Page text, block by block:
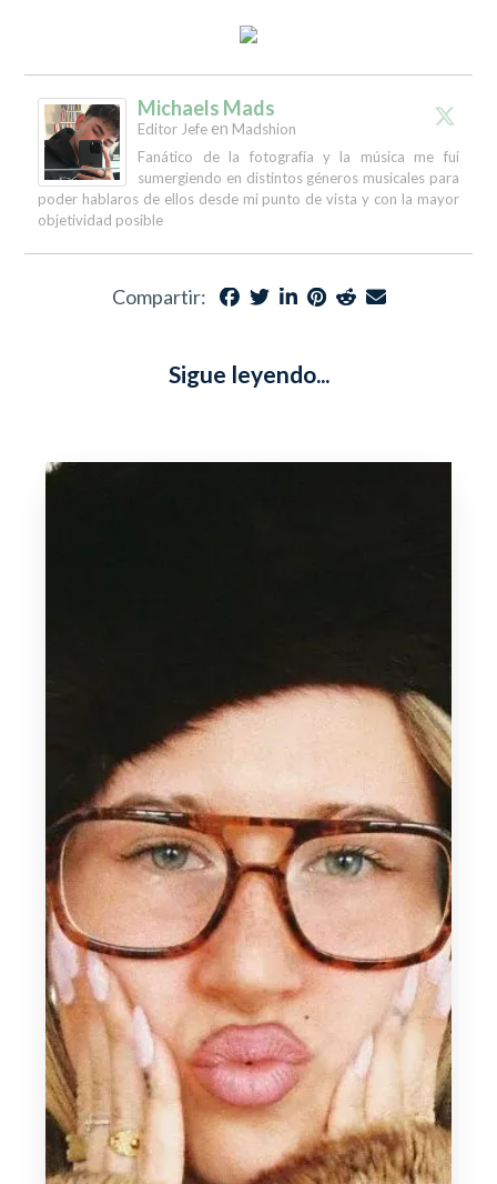
Michaels Mads
Editor Jefe en Madshion
Fanático de la fotografía y la música me fui
sumergiendo en distintos géneros musicales para
poder hablaros de ellos desde mi punto de vista y con la mayor
objetividad posible
Compartir:
Sigue leyendo...